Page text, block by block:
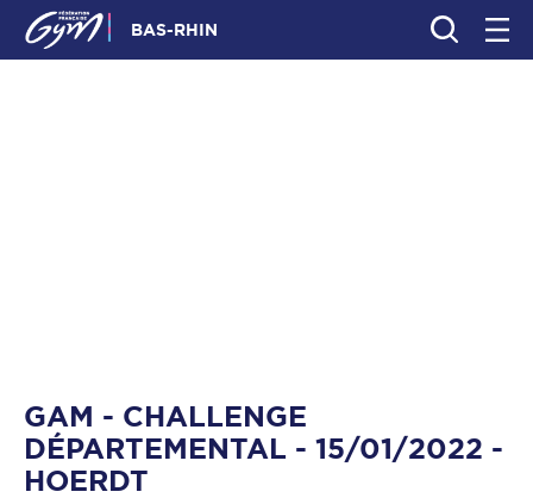
BAS-RHIN
GAM - CHALLENGE
DÉPARTEMENTAL - 15/01/2022 -
HOERDT